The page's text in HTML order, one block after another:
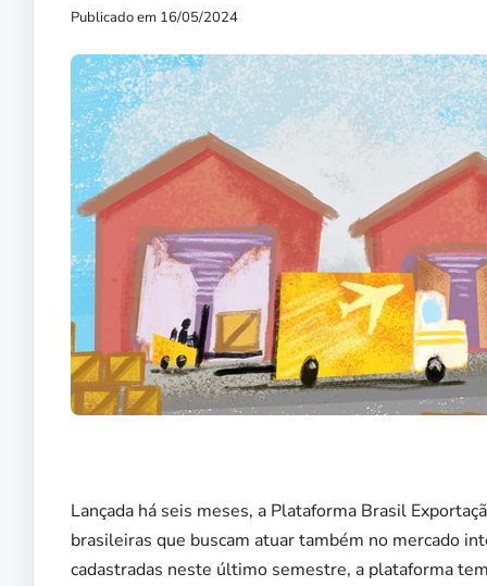
Publicado em 16/05/2024
Lançada há seis meses, a Plataforma Brasil
brasileiras que buscam atuar também no mercado
cadastradas neste último semestre, a plataforma